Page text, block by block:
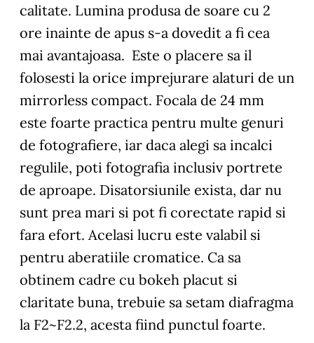
calitate. Lumina produsa de soare cu 2
ore inainte de apus s-a dovedit a fi cea
mai avantajoasa. Este o placere sa il
folosesti la orice imprejurare alaturi de un
mirrorless compact. Focala de 24 mm
este foarte practica pentru multe genuri
de fotografiere, iar daca alegi sa incalci
regulile, poti fotografia inclusiv portrete
de aproape. Disatorsiunile exista, dar nu
sunt prea mari si pot fi corectate rapid si
fara efort. Acelasi lucru este valabil si
pentru aberatiile cromatice. Ca sa
obtinem cadre cu bokeh placut si
claritate buna, trebuie sa setam diafragma
la F2~F2.2, acesta fiind punctul foarte.